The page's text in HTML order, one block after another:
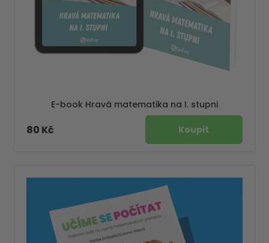
E-book Hravá matematika na I. stupni
80 Kč